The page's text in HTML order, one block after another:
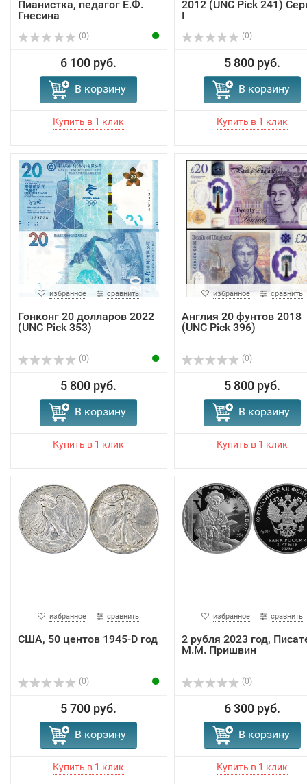
Пианистка, педагог Е.Ф.
Гнесина
(0)
6 100 руб.
В корзину
2012 (UNC Pick 241)
I
(0)
5 800 руб.
В корзину
избранное сравнить
Гонконг 20 долларов 2022
(UNC Pick 353)
(0)
5 800 руб.
В корзину
избранное сравнить
Англия 20 фунтов 2018
(UNC Pick 396)
(0)
5 800 руб.
В корзину
избранное сравнить
США, 50 центов 1945-D год
(0)
5 700 руб.
В корзину
избранное сравнить
2 рубля 2023 год,
М.М. Пришвин
(0)
6 300 руб.
В корзину